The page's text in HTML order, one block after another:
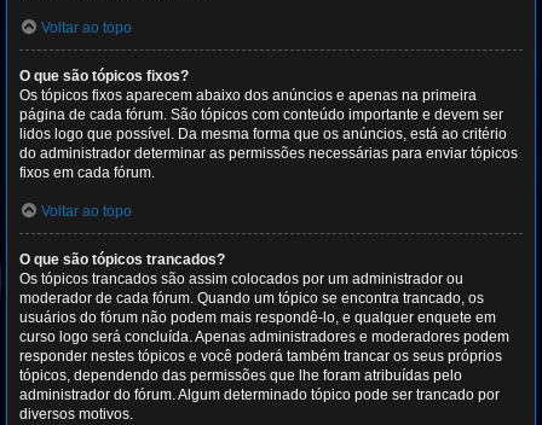
Voltar ao topo
O que são tópicos fixos?
Os tópicos fixos aparecem abaixo dos anúncios e apenas na primeira
página de cada fórum. São tópicos com conteúdo importante e devem ser
lidos logo que possível. Da mesma forma que os anúncios, está ao critério
do administrador determinar as permissões necessárias para enviar tópicos
fixos em cada fórum.
Voltar ao topo
O que são tópicos trancados?
Os tópicos trancados são assim colocados por um administrador ou
moderador de cada fórum. Quando um tópico se encontra trancado, os
usuários do fórum não podem mais respondê-lo, e qualquer enquete em
curso logo será concluída. Apenas administradores e moderadores podem
responder nestes tópicos e você poderá também trancar os seus próprios
tópicos, dependendo das permissões que lhe foram atribuídas pelo
administrador do fórum. Algum determinado tópico pode ser trancado por
diversos motivos.